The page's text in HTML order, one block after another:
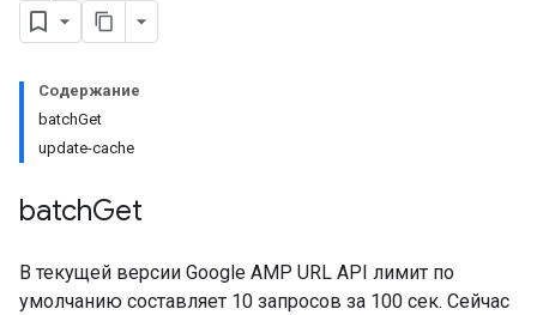
Содержание
batchGet
update-cache
batchGet
В текущей версии Google AMP URL API лимит по
умолчанию составляет 10 запросов за 100 сек. Сейчас